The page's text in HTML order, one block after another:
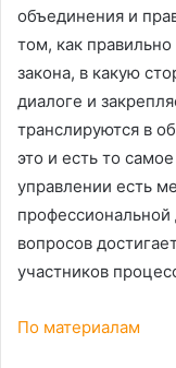
объединения и
том, как
закона, в какую
диалоге и
транслируются в
это и есть то
управлении есть
вопросов
участников
По материалам